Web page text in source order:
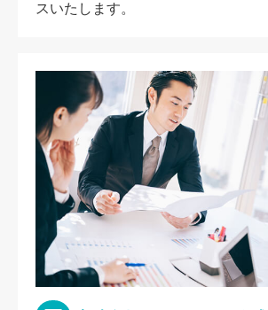
スいたします。